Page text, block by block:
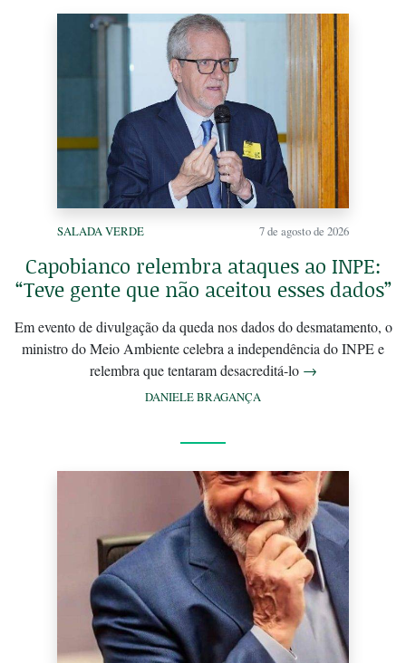
SALADA VERDE 7 de agosto de 2026
Capobianco relembra ataques ao INPE:
“Teve gente que não aceitou esses dados”
Em evento de divulgação da queda nos dados do desmatamento, o
ministro do Meio Ambiente celebra a independência do INPE e
relembra que tentaram desacreditá-lo →
DANIELE BRAGANÇA